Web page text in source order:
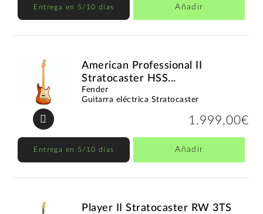
Entrega en 5/10 días Añadir
American Professional II
Stratocaster HSS...
Fender
Guitarra eléctrica Stratocaster
1.999,00€
Entrega en 5/10 días Añadir
Player II Stratocaster RW 3TS